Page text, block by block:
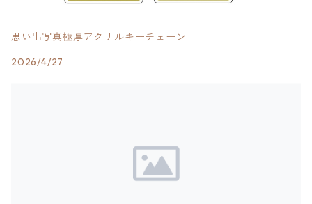
思い出写真極厚アクリルキーチェーン
2026/4/27